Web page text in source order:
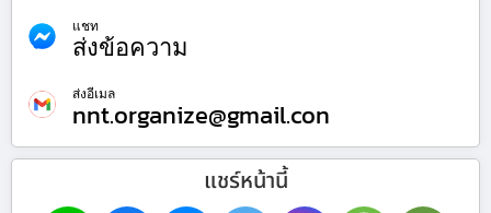
แชท
ส่งข้อความ
ส่งอีเมล
nnt.organize@gmail.con
แชร์หน้านี้